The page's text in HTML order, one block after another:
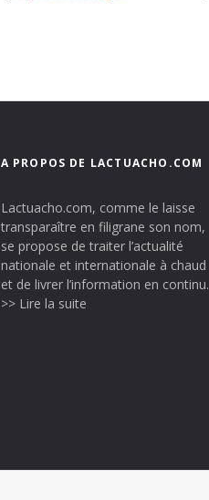
A PROPOS DE LACTUACHO.COM
Lactuacho.com, comme le laisse
transparaître en filigrane son nom,
se propose de traiter l’actualité
nationale et internationale à chaud
et de livrer l’information en continu.
>> Lire la suite